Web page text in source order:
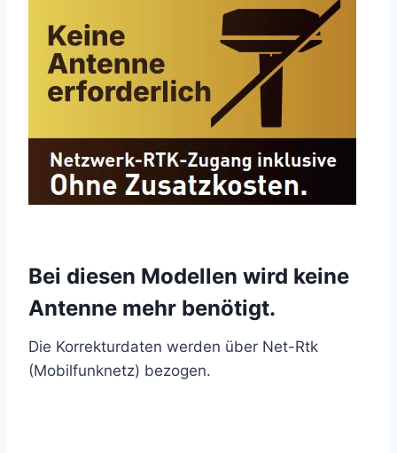
Bei diesen Modellen wird keine
Antenne mehr benötigt.
Die Korrekturdaten werden über Net-Rtk
(Mobilfunknetz) bezogen.